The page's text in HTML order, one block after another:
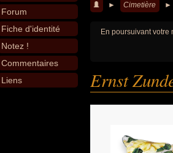
Forum
Fiche d'identité
Notez !
Commentaires
Liens
► Cimetière ►
En poursuivant
Ernst